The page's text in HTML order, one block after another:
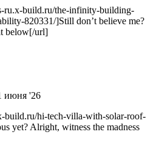
ru.x-build.ru/the-infinity-building-
820331/]Still don’t believe me?
below[/url]
июня '26
build.ru/hi-tech-villa-with-solar-roof-
yet? Alright, witness the madness